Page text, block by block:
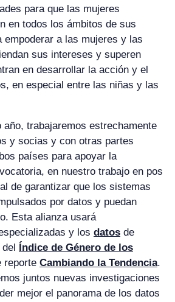
para que las mujeres
en todos los ámbitos de sus
empoderar a las mujeres y las
sus intereses y superen
en desarrollar la acción y el
en especial entre las niñas y las
año, trabajaremos estrechamente
y socias y con otras partes
países para apoyar la
en nuestro trabajo en pos
de garantizar que los sistemas
por datos y puedan
Esta alianza usará
y los datos de
Índice de Género de los
reporte Cambiando la Tendencia.
juntos nuevas investigaciones
mejor el panorama de los datos